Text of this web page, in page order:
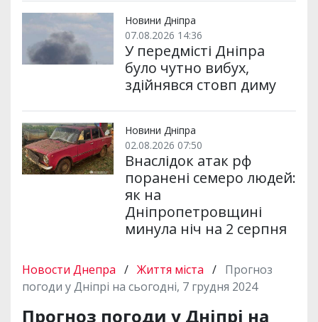
Новини Дніпра
07.08.2026 14:36
У передмісті Дніпра
було чутно вибух,
здійнявся стовп диму
Новини Дніпра
02.08.2026 07:50
Внаслідок атак рф
поранені семеро людей:
як на
Дніпропетровщині
минула ніч на 2 серпня
Новости Днепра / Життя міста / Прогноз
погоди у Дніпрі на сьогодні, 7 грудня 2024
Прогноз погоди у Дніпрі на